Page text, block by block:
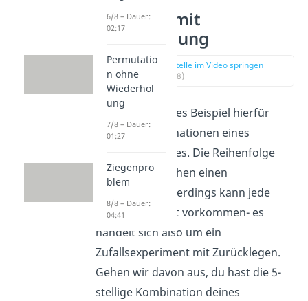
Variation mit
Wiederholung
zur Stelle im Video springen
(00:28)
Ein anschauliches Beispiel hierfür
sind die Kombinationen eines
Fahrradschlosses. Die Reihenfolge
der Zahlen machen einen
Unterschied, allerdings kann jede
Zahl beliebig oft vorkommen- es
handelt sich also um ein
Zufallsexperiment mit Zurücklegen.
Gehen wir davon aus, du hast die 5-
stellige Kombination deines
6/8 – Dauer:
02:17
Permutatio
n ohne
Wiederhol
ung
7/8 – Dauer:
01:27
Ziegenpro
blem
8/8 – Dauer:
04:41